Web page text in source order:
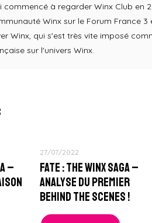
commencé à regarder Winx Club en
Winx sur le Forum France 3
Winx, qui s'est très vite imposé
sur l'univers Winx.
–
27/07/2022
Fate : The Winx Saga –
Analyse du Premier
Behind The Scenes !